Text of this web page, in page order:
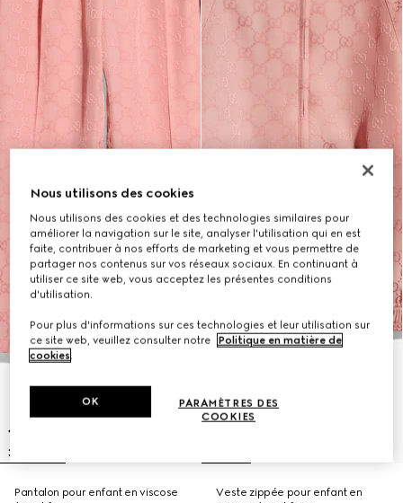
Pantalon pour enfant en viscose
Veste zippée pour enfant en
Nous utilisons des cookies
Nous utilisons des cookies et des technologies similaires pour
améliorer la navigation sur le site, analyser l'utilisation qui en est
faite, contribuer à nos efforts de marketing et vous permettre de
partager nos contenus sur vos réseaux sociaux. En continuant à
utiliser ce site web, vous acceptez les présentes conditions
d'utilisation.
Pour plus d'informations sur ces technologies et leur utilisation sur
ce site web, veuillez consulter notre
Politique en matière de
cookies.
PARAMÈTRES DES
COOKIES
OK